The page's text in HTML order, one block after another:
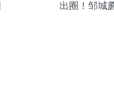
出圈！邹城